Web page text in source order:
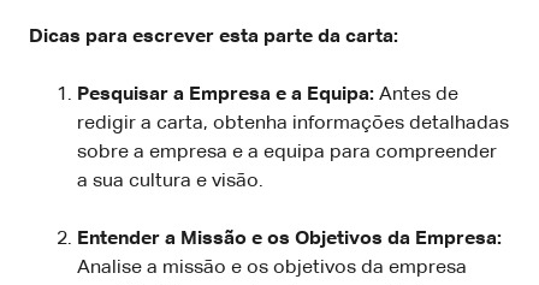
Dicas para escrever esta parte da carta:
Pesquisar a Empresa e a Equipa: Antes de
redigir a carta, obtenha informações detalhadas
sobre a empresa e a equipa para compreender
a sua cultura e visão.
Entender a Missão e os Objetivos da Empresa:
Analise a missão e os objetivos da empresa